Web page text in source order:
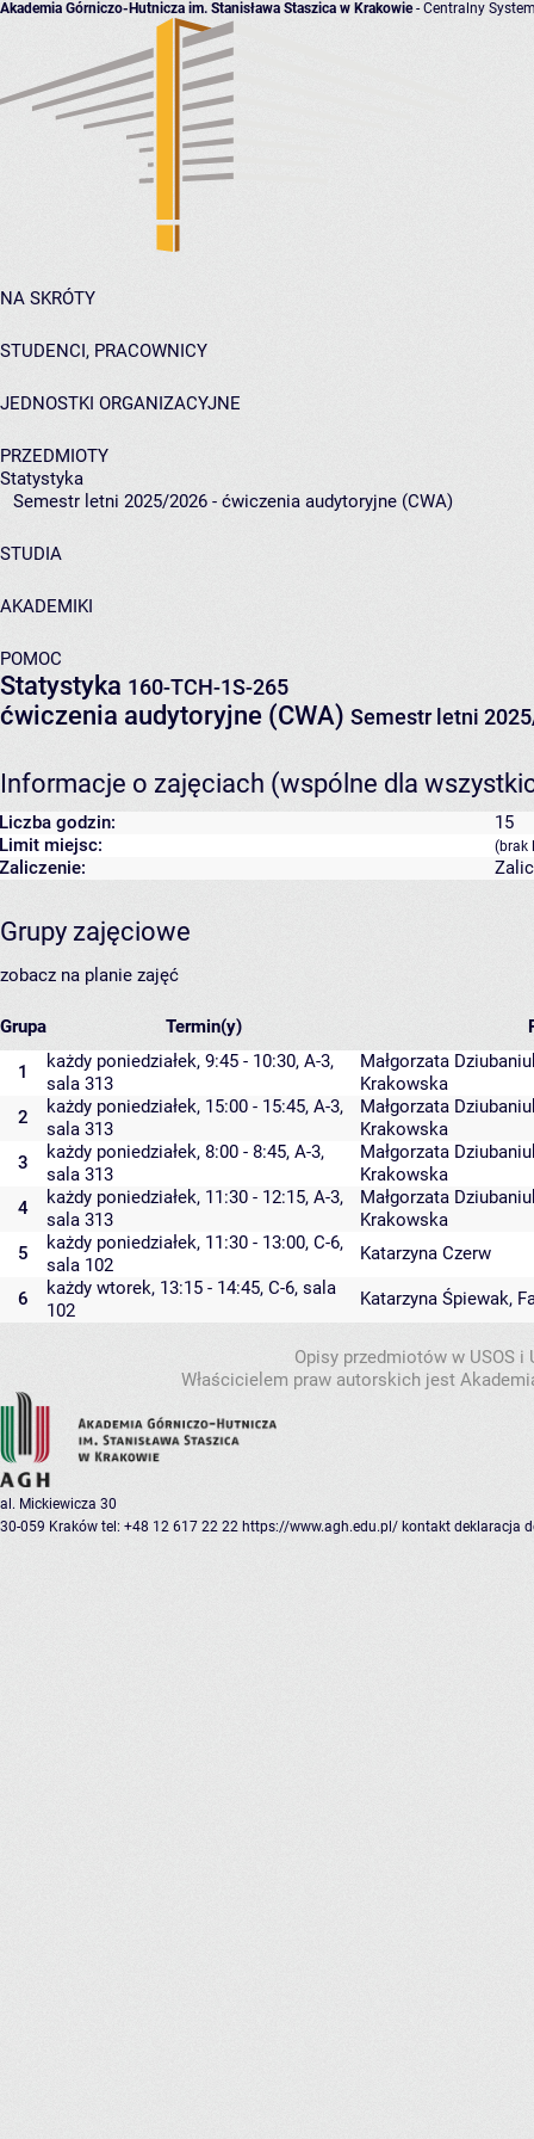
Akademia Górniczo-Hutnicza im. Stanisława Staszica w Krakowie- Centralny
NA SKRÓTY
STUDENCI, PRACOWNICY
JEDNOSTKI ORGANIZACYJNE
PRZEDMIOTY
Statystyka
Semestr letni 2025/2026 - ćwiczenia audytoryjne (CWA)
STUDIA
AKADEMIKI
POMOC
Statystyka 160-TCH-1S-265
ćwiczenia audytoryjne (CWA) Semestr letni
Informacje o zajęciach (wspólne dla
Liczba godzin:
15
Limit miejsc:
(brak
Zaliczenie:
Grupy zajęciowe
zobacz na planie zajęć
Grupa Termin(y)
1 każdy poniedziałek, 9:45 - 10:30, A-3,
sala 313
Małgorzata
Krakowska
2
każdy poniedziałek, 15:00 - 15:45, A-3,
sala 313
Małgorzata
Krakowska
3
każdy poniedziałek, 8:00 - 8:45, A-3,
sala 313
Małgorzata
Krakowska
4
każdy poniedziałek, 11:30 - 12:15, A-3,
sala 313
Małgorzata
Krakowska
5
każdy poniedziałek, 11:30 - 13:00, C-6,
sala 102
Katarzyna Czerw
6 każdy wtorek, 13:15 - 14:45, C-6, sala
102
Katarzyna Śpiewak,
Opisy przedmiotów w USOS
Właścicielem praw autorskich jest
al. Mickiewicza 30
30-059 Kraków tel: +48 12 617 22 22 https://www.agh.edu.pl/ kontakt deklaracja